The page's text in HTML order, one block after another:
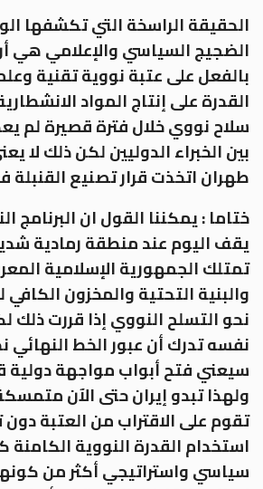
الحقيقة الراسخة التي تكشفها
الضجيج السياسي والإعلامي هي
بالفعل على عتبة نووية تقنية
القدرة على إنتاج المواد
سلاح نووي خلال فترة قصيرة لم
بين الخبراء الدوليين لكن ذلك لا
طهران اتخذت قرار تصنيع القنبلة
ختاما : يمكننا القول ان البرنامج
يقف اليوم عند منطقة رمادية
تمتلك الجمهورية الإسلامية
والبنية التحتية والمخزون الكافي
نحو التسلح النووي إذا قررت ذلك
نفسه تدرك أن عبور الخط النهائي
سيعني فتح أبواب مواجهة
ولهذا تبدو إيران حتى الآن
تقوم على الاقتراب من العتبة
استخدام القدرة النووية
سياسي واستراتيجي أكثر من